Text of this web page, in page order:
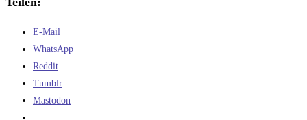
E-Mail
WhatsApp
Reddit
Tumblr
Mastodon